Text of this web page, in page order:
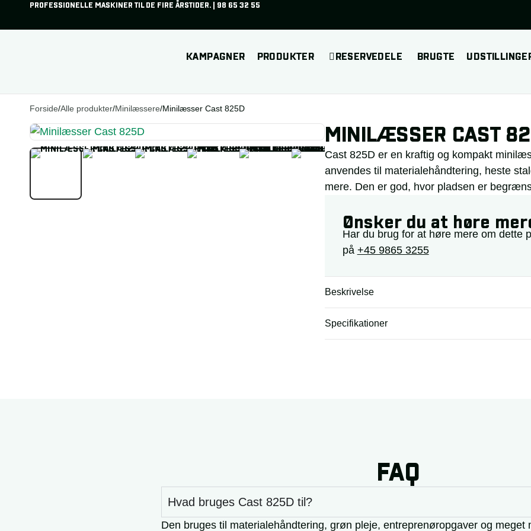
PROFESSIONELLE MASKINER TIL DE FIRE ÅRSTIDER.| 98 65 32 55
0,00 kr.
GÅ TIL SIKKER BETALING SE KURV
KAMPAGNER PRODUKTER RESERVEDELE BRUGTE
Forside/Alle produkter/Minilæssere/Minilæsser Cast 825D
MINILÆSSER CAST
Cast 825D er en kraftig og kompakt
anvendes til materialehåndtering, heste
mere. Den er god, hvor pladsen er
Ønsker du at høre
Har du brug for at høre mere om dette
på +45 9865 3255
Beskrivelse
Specifikationer
FAQ
Hvad bruges Cast 825D til?
Den bruges til materialehåndtering, grøn pleje, entreprenøropgaver og meget